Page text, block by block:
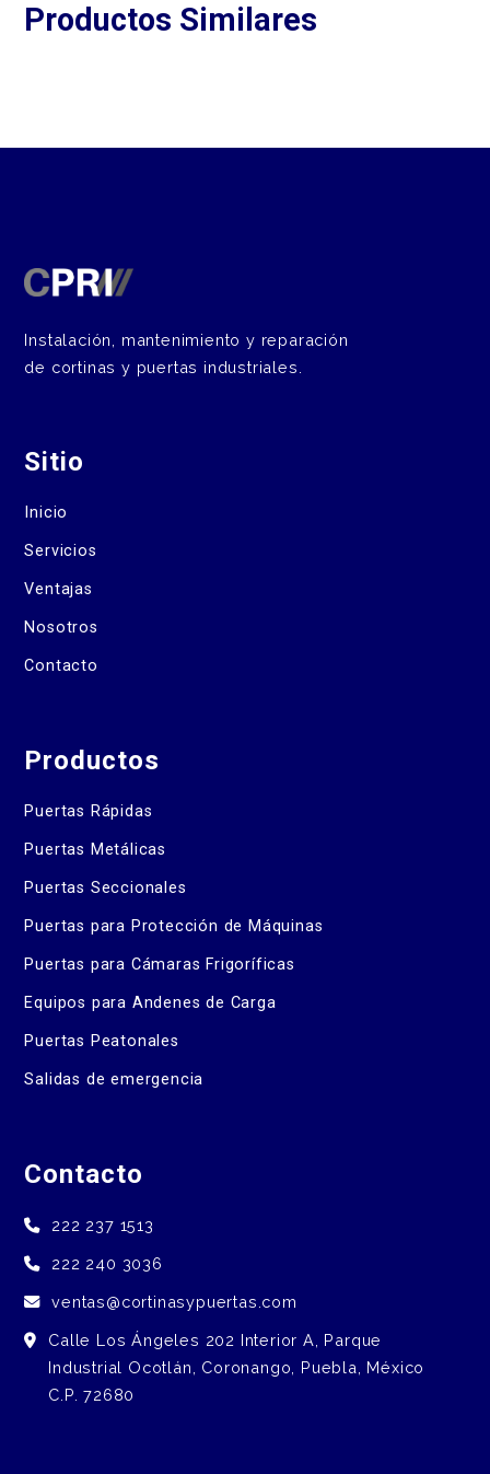
Productos Similares
Instalación, mantenimiento y reparación
de cortinas y puertas industriales.
Sitio
Inicio
Servicios
Ventajas
Nosotros
Contacto
Productos
Puertas Rápidas
Puertas Metálicas
Puertas Seccionales
Puertas para Protección de Máquinas
Puertas para Cámaras Frigoríficas
Equipos para Andenes de Carga
Puertas Peatonales
Salidas de emergencia
Contacto
222 237 1513
222 240 3036
ventas@cortinasypuertas.com
Calle Los Ángeles 202 Interior A, Parque
Industrial Ocotlán, Coronango, Puebla, México
C.P. 72680